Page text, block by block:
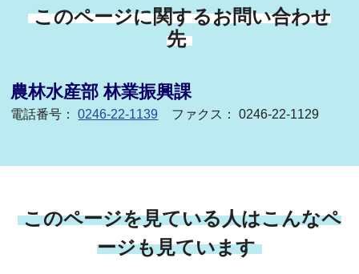
このページに関するお問い合わせ
先
農林水産部 林業振興課
電話番号：0246-22-1139 ファクス： 0246-22-1129
このページを見ている人はこんなペ
ージも見ています